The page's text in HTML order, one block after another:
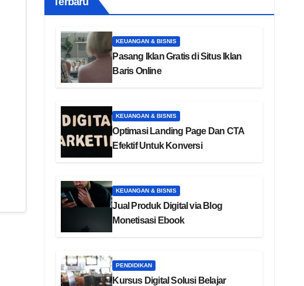
KEUANGAN & BISNIS
Pasang Iklan Gratis di Situs Iklan
Baris Online
KEUANGAN & BISNIS
Optimasi Landing Page Dan CTA
Efektif Untuk Konversi
KEUANGAN & BISNIS
Jual Produk Digital via Blog
Monetisasi Ebook
PENDIDIKAN
Kursus Digital Solusi Belajar